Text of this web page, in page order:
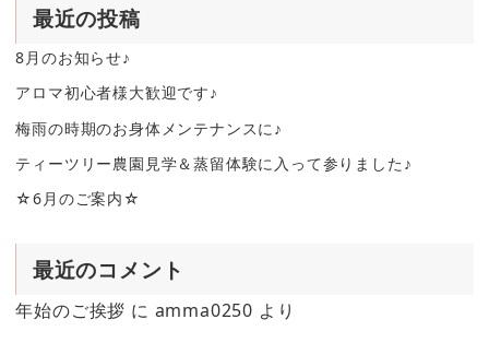
最近の投稿
8月のお知らせ♪
アロマ初心者様大歓迎です♪
梅雨の時期のお身体メンテナンスに♪
ティーツリー農園見学＆蒸留体験に入って参りました♪
☆6月のご案内☆
最近のコメント
年始のご挨拶 に amma0250 より